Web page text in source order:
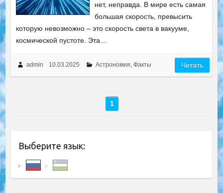
нет, неправда. В мире есть самая
большая скорость, превысить
которую невозможно – это скорость света в вакууме,
космической пустоте. Эта…
admin 10.03.2025 Астрономия, Факты Читать
1
Выберите язык: